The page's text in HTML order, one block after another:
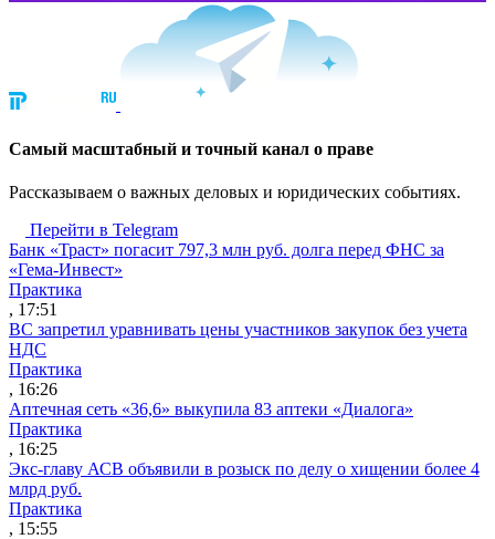
Cамый масштабный и точный канал о праве
Рассказываем о важных деловых и юридических событиях.
Перейти в Telegram
Банк «Траст» погасит 797,3 млн руб. долга перед ФНС за
«Гема-Инвест»
Практика
, 17:51
ВС запретил уравнивать цены участников закупок без учета
НДС
Практика
, 16:26
Аптечная сеть «36,6» выкупила 83 аптеки «Диалога»
Практика
, 16:25
Экс-главу АСВ объявили в розыск по делу о хищении более 4
млрд руб.
Практика
, 15:55